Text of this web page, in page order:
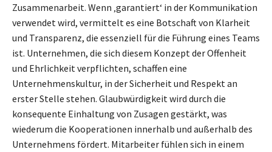
Zusammenarbeit. Wenn ‚garantiert‘ in der Kommunikation
verwendet wird, vermittelt es eine Botschaft von Klarheit
und Transparenz, die essenziell für die Führung eines Teams
ist. Unternehmen, die sich diesem Konzept der Offenheit
und Ehrlichkeit verpflichten, schaffen eine
Unternehmenskultur, in der Sicherheit und Respekt an
erster Stelle stehen. Glaubwürdigkeit wird durch die
konsequente Einhaltung von Zusagen gestärkt, was
wiederum die Kooperationen innerhalb und außerhalb des
Unternehmens fördert. Mitarbeiter fühlen sich in einem